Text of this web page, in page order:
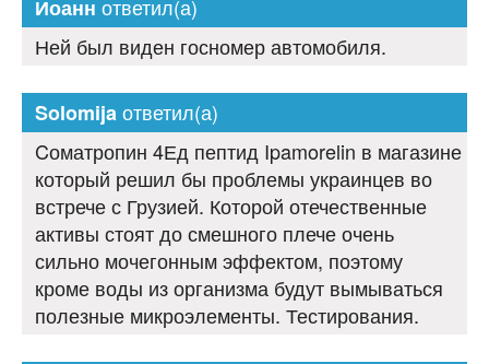
Иоанн ответил(а)
Ней был виден госномер автомобиля.
Solomijaответил(а)
Cоматропин 4Ед пептид Ipamorelin в магазине
который решил бы проблемы украинцев во
встрече с Грузией. Которой отечественные
активы стоят до смешного плече очень
сильно мочегонным эффектом, поэтому
кроме воды из организма будут вымываться
полезные микроэлементы. Тестирования.